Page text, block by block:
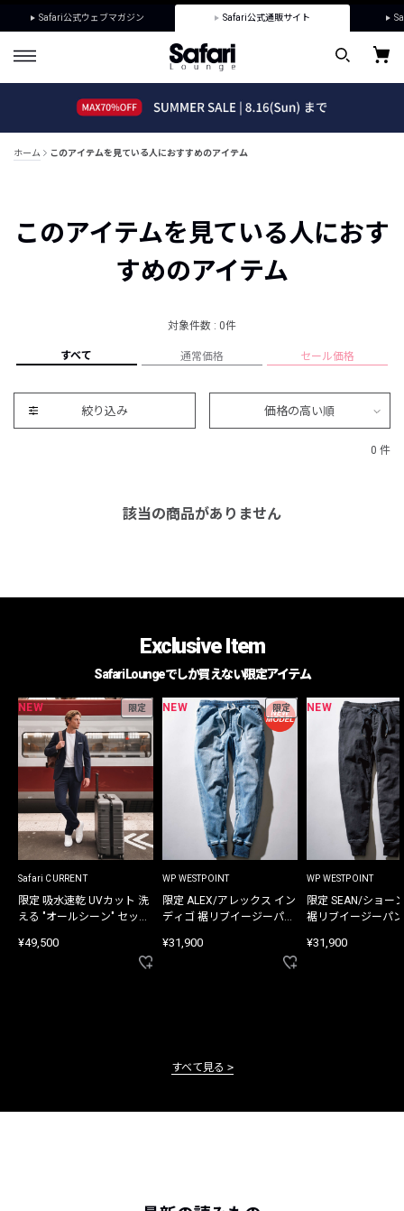
Safari公式ウェブマガジン Safari公式通販サイト
ホーム このアイテムを見ている人におすすめのアイテム
このアイテムを見ている人におす
すめのアイテム
対象件数 : 0件
すべて 通常価格 セール価格
絞り込み 価格の高い順
0 件
該当の商品がありません
Exclusive Item
Safari Loungeでしか買えない限定アイテム
NEW 限定
Safari CURRENT
限定 吸水速乾 UVカット 洗
える "オールシーン" セット
¥49,500
NEW 限定
WP WESTPOINT
限定 ALEX/アレックス イン
ディゴ 裾リブイージーパン
¥31,900
NEW
WP WESTPOINT
限定 SEAN/ショー
裾リブイージーパ
¥31,900
すべて見る